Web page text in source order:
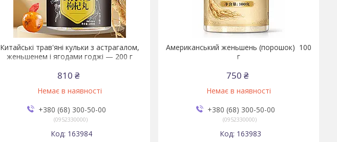
Китайські трав'яні кульки з астрагалом,
женьшенем і ягодами годжі — 200 г
810 ₴
Немає в наявності
+380 (68) 300-50-00
0952330000
163984
Американський женьшень (порошок) 100
г
750 ₴
Немає в наявності
+380 (68) 300-50-00
0952330000
163983